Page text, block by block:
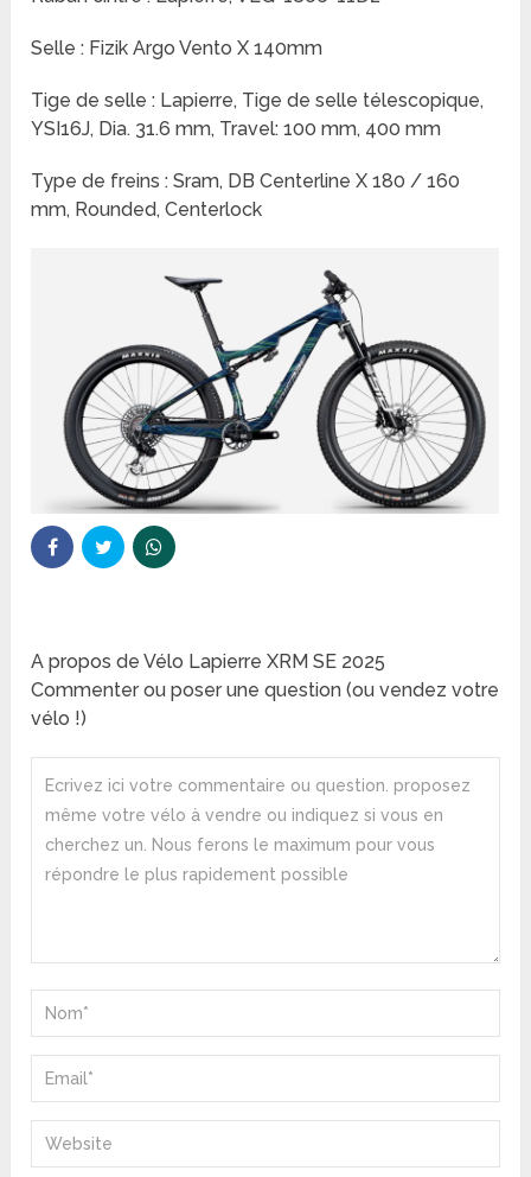
Selle : Fizik Argo Vento X 140mm
Tige de selle : Lapierre, Tige de selle télescopique,
YSI16J, Dia. 31.6 mm, Travel: 100 mm, 400 mm
Type de freins : Sram, DB Centerline X 180 / 160
mm, Rounded, Centerlock
A propos de Vélo Lapierre XRM SE 2025
Commenter ou poser une question (ou vendez votre
vélo !)